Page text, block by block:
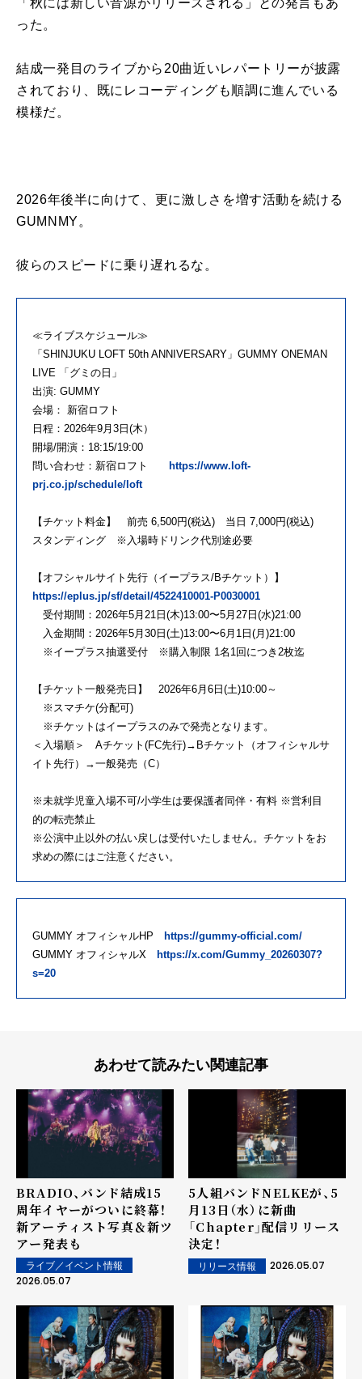
った。
結成一発目のライブから20曲近いレパートリーが披露
されており、既にレコーディングも順調に進んでいる
模様だ。
2026年後半に向けて、更に激しさを増す活動を続ける
GUMNMY。
彼らのスピードに乗り遅れるな。
≪ライブスケジュール≫
「SHINJUKU LOFT 50th ANNIVERSARY」GUMMY ONEMAN
LIVE 「グミの日」
出演: GUMMY
会場： 新宿ロフト
日程：2026年9月3日(木）
開場/開演：18:15/19:00
問い合わせ：新宿ロフト
https://www.loft-
prj.co.jp/schedule/loft
【チケット料金】 前売 6,500円(税込) 当日 7,000円(税込)
スタンディング ※入場時ドリンク代別途必要
【オフシャルサイト先⾏（イープラス/Bチケット）】
https://eplus.jp/sf/detail/4522410001-P0030001
受付期間：2026年5月21日(木)13:00〜5月27日(水)21:00
入金期間：2026年5月30日(土)13:00〜6月1日(月)21:00
※イープラス抽選受付 ※購入制限 1名1回につき2枚迄
【チケット一般発売日】 2026年6月6日(土)10:00～
※スマチケ(分配可)
※チケットはイープラスのみで発売となります。
＜入場順＞ Aチケット(FC先行)→Bチケット（オフィシャルサ
イト先行）→一般発売（C）
※未就学児童⼊場不可/小学生は要保護者同伴・有料 ※営利目
的の転売禁止
※公演中止以外の払い戻しは受付いたしません。チケットをお
求めの際にはご注意ください。
GUMMY オフィシャルHP
https://gummy-official.com/
GUMMY オフィシャルX
https://x.com/Gummy_20260307?
s=20
あわせて読みたい関連記事
BRADIO、バンド結成15
周年イヤーがついに終幕！
新アーティスト写真＆新ツ
アー発表も
ライブ／イベント情報
2026.05.07
5人組バンドNELKEが、5
月13日（水）に新曲
「Chapter」配信リリース
決定！
リリース情報 2026.05.07